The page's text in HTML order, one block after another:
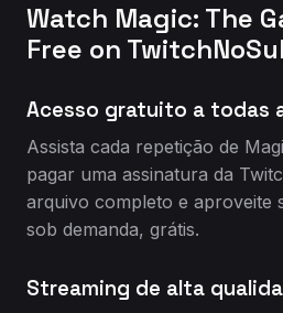
Watch Magic: The
Free on
Acesso gratuito a todas
Assista cada repetição de
pagar uma assinatura da
arquivo completo e aproveite
sob demanda, grátis.
Streaming de alta